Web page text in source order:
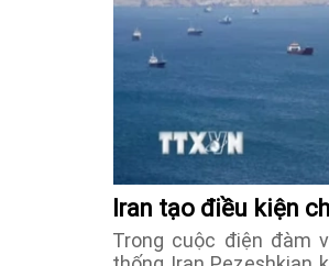
Iran tạo điều kiện
Trong cuộc điện đàm